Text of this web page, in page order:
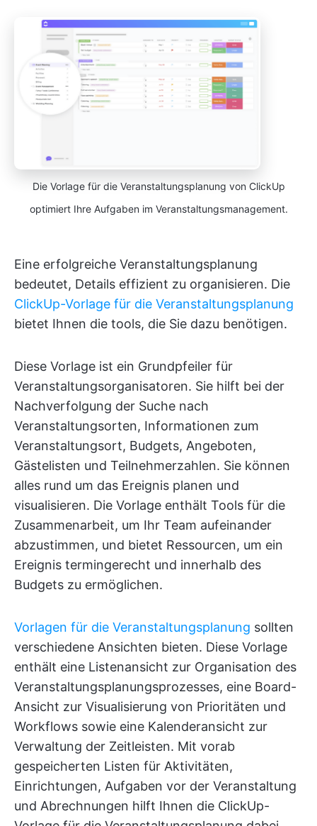
Die Vorlage für die Veranstaltungsplanung von ClickUp
optimiert Ihre Aufgaben im Veranstaltungsmanagement.
Eine erfolgreiche Veranstaltungsplanung
bedeutet, Details effizient zu organisieren. Die
ClickUp-Vorlage für die Veranstaltungsplanung
bietet Ihnen die tools, die Sie dazu benötigen.
Diese Vorlage ist ein Grundpfeiler für
Veranstaltungsorganisatoren. Sie hilft bei der
Nachverfolgung der Suche nach
Veranstaltungsorten, Informationen zum
Veranstaltungsort, Budgets, Angeboten,
Gästelisten und Teilnehmerzahlen. Sie können
alles rund um das Ereignis planen und
visualisieren. Die Vorlage enthält Tools für die
Zusammenarbeit, um Ihr Team aufeinander
abzustimmen, und bietet Ressourcen, um ein
Ereignis termingerecht und innerhalb des
Budgets zu ermöglichen.
Vorlagen für die Veranstaltungsplanung sollten
verschiedene Ansichten bieten. Diese Vorlage
enthält eine Listenansicht zur Organisation des
Veranstaltungsplanungsprozesses, eine Board-
Ansicht zur Visualisierung von Prioritäten und
Workflows sowie eine Kalenderansicht zur
Verwaltung der Zeitleisten. Mit vorab
gespeicherten Listen für Aktivitäten,
Einrichtungen, Aufgaben vor der Veranstaltung
und Abrechnungen hilft Ihnen die ClickUp-